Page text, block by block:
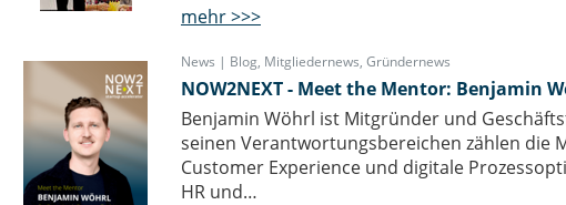
mehr >>>
News | Blog, Mitgliedernews, Gründernews
NOW2NEXT - Meet the Mentor: Benjamin
Benjamin Wöhrl ist Mitgründer und
seinen Verantwortungsbereichen zählen die
Customer Experience und digitale
HR und…